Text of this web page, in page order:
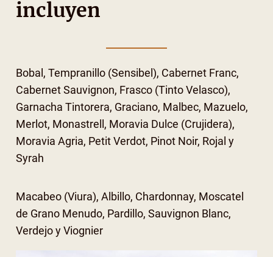
incluyen
Bobal, Tempranillo (Sensibel), Cabernet Franc,
Cabernet Sauvignon, Frasco (Tinto Velasco),
Garnacha Tintorera, Graciano, Malbec, Mazuelo,
Merlot, Monastrell, Moravia Dulce (Crujidera),
Moravia Agria, Petit Verdot, Pinot Noir, Rojal y
Syrah
Macabeo (Viura), Albillo, Chardonnay, Moscatel
de Grano Menudo, Pardillo, Sauvignon Blanc,
Verdejo y Viognier